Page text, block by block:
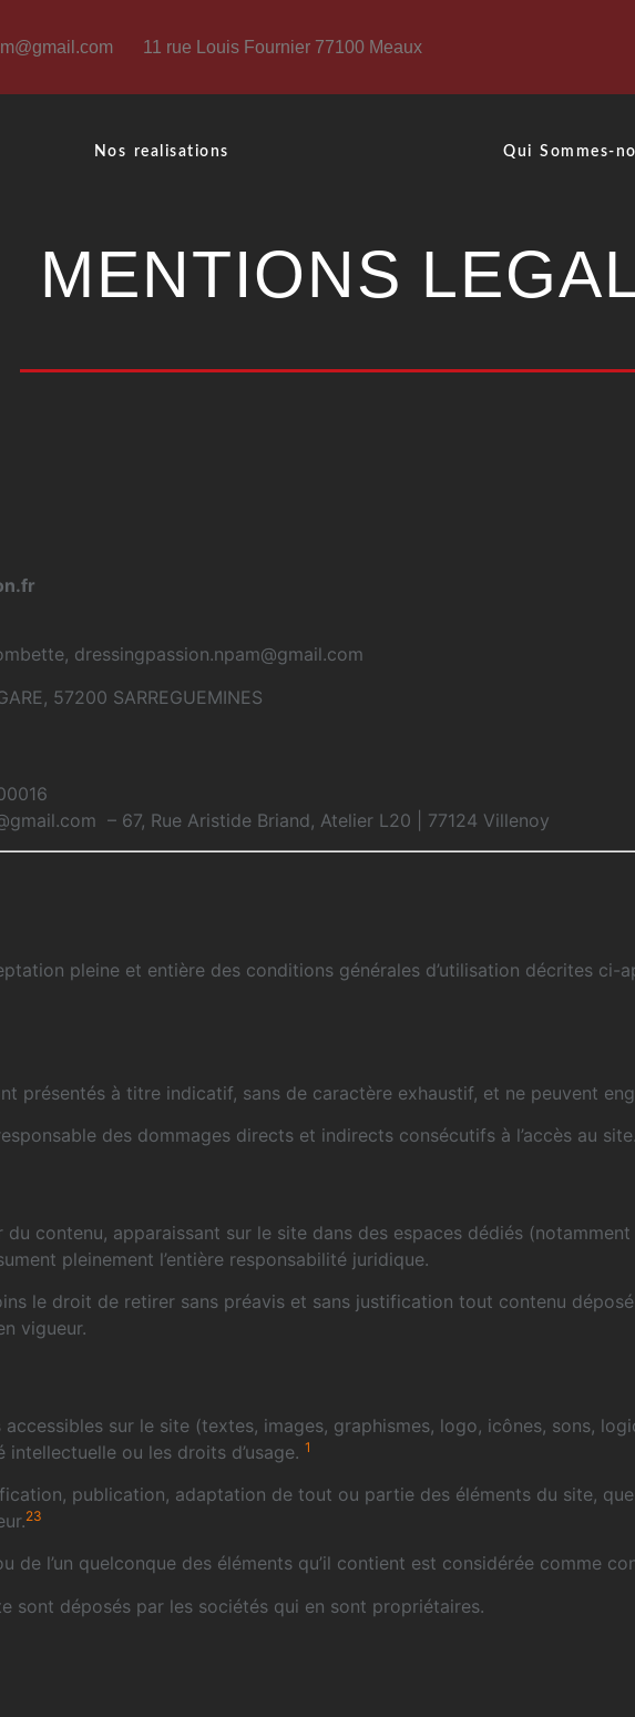
11 rue Louis Fournier 77100 Meaux
Nos realisations Qui Sommes-
MENTIONS
dressingpassion.npam@gmail.com
57200 SARREGUEMINES
– 67, Rue Aristide Briand, Atelier L20 | 77124 Villenoy
pleine et entière des conditions générales d’utilisation décrites ci-
présentés à titre indicatif, sans de caractère exhaustif, et ne peuvent
des dommages directs et indirects consécutifs à l’accès au site.
contenu, apparaissant sur le site dans des espaces dédiés
pleinement l’entière responsabilité juridique.
le droit de retirer sans préavis et sans justification tout contenu
vigueur.
sur le site (textes, images, graphismes, logo, icônes, sons,
ou les droits d’usage. 1
publication, adaptation de tout ou partie des éléments du site,
23
de l’un quelconque des éléments qu’il contient est considérée comme
sont déposés par les sociétés qui en sont propriétaires.